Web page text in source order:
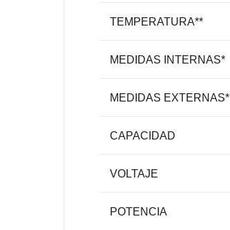
TEMPERATURA**
MEDIDAS INTERNAS*
MEDIDAS EXTERNAS*
CAPACIDAD
VOLTAJE
POTENCIA